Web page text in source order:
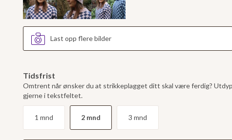
Last opp flere bilder
Tidsfrist
Omtrent når ønsker du at strikkeplagget ditt skal være ferdig? Utdyp
gjerne i tekstfeltet.
1 mnd 2 mnd 3 mnd